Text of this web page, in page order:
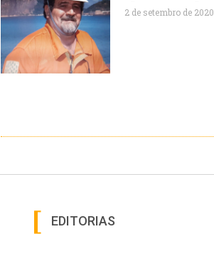
2 de setembro de 2020
EDITORIAS